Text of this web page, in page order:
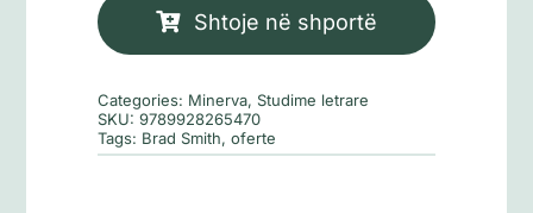
dhe
Shtoje në shportë
Categories: Minerva, Studime letrare
SKU:9789928265470
Tags: Brad Smith,oferte